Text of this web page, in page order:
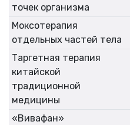
точек организма
Моксотерапия
отдельных частей тела
Таргетная терапия
китайской
традиционной
медицины
«Вивафан»